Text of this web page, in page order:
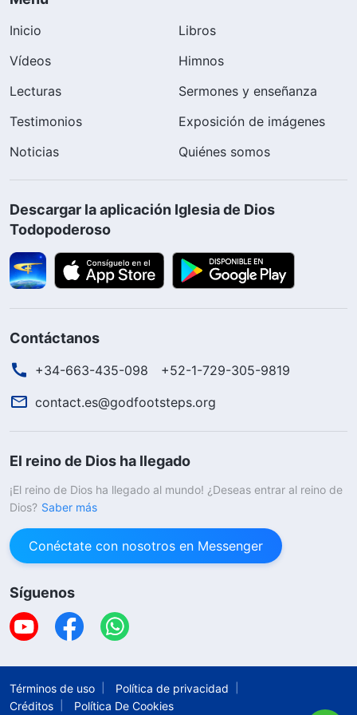
Inicio
Libros
Vídeos
Himnos
Lecturas
Sermones y enseñanza
Testimonios
Exposición de imágenes
Noticias
Quiénes somos
Descargar la aplicación Iglesia de Dios
Todopoderoso
Contáctanos
+34-663-435-098
+52-1-729-305-9819
contact.es@godfootsteps.org
El reino de Dios ha llegado
¡El reino de Dios ha llegado al mundo! ¿Deseas entrar al reino de
Dios? Saber más
Conéctate con nosotros en Messenger
Síguenos
Términos de uso
Política de privacidad
Créditos
Política De Cookies